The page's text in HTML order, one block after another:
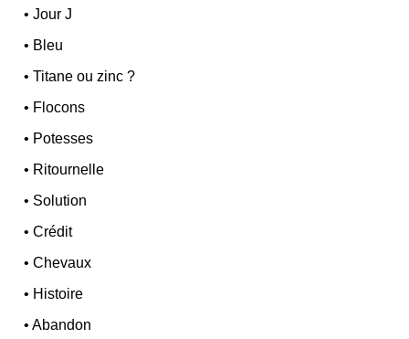
•Jour J
• Bleu
•Titane ou zinc ?
• Flocons
• Potesses
• Ritournelle
• Solution
•Crédit
•Chevaux
• Histoire
•Abandon